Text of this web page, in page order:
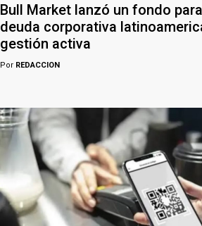
Bull Market lanzó un fondo
deuda corporativa
gestión activa
Por REDACCION